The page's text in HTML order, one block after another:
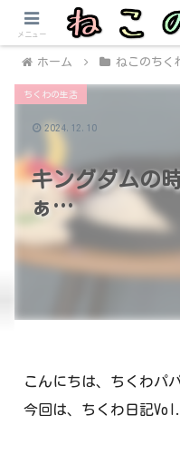
ホーム ねこのちく
キングダムの
ぁ…
ちくわの生活
2024.12.10
こんにちは、ちくわパ
今回は、ちくわ日記
メニュー